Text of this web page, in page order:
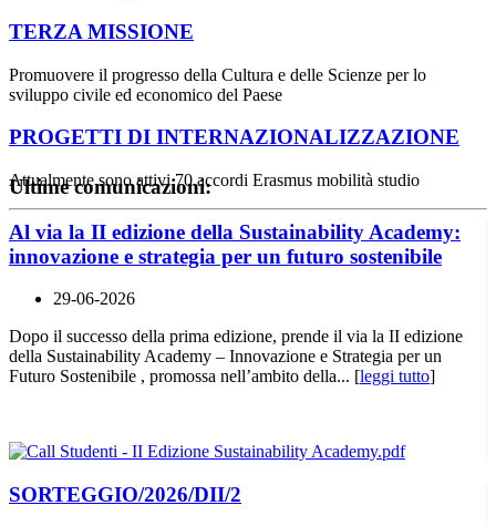
TERZA MISSIONE
Promuovere il progresso della Cultura e delle Scienze per lo
sviluppo civile ed economico del Paese
PROGETTI DI INTERNAZIONALIZZAZIONE
Attualmente sono attivi 70 accordi Erasmus mobilità studio
Ultime comunicazioni:
Al via la II edizione della Sustainability Academy:
innovazione e strategia per un futuro sostenibile
29-06-2026
Dopo il successo della prima edizione, prende il via la II edizione
della Sustainability Academy – Innovazione e Strategia per un
Futuro Sostenibile , promossa nell’ambito della... [leggi tutto]
SORTEGGIO/2026/DII/2